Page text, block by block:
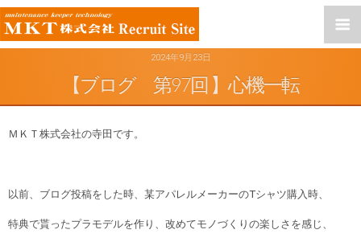
2024年9月23日
【ブログ 第97回 】心機一転
ＭＫＴ株式会社の寺田です。
以前、ブログ投稿をした時、某アパレルメーカーのTシャツ購入時、
特典で貰ったプラモデルを作り、改めてモノづくりの楽しさを感じ、